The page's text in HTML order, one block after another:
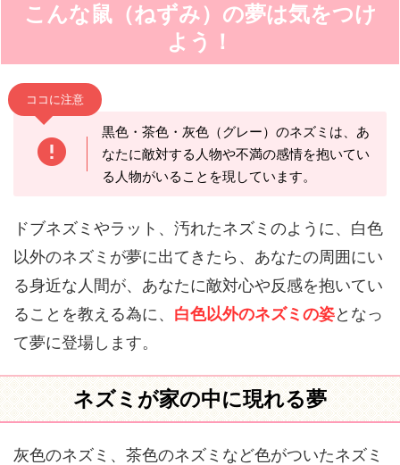
こんな鼠（ねずみ）の夢は気をつけ
よう！
ココに注意
黒色・茶色・灰色（グレー）のネズミは、あ
なたに敵対する人物や不満の感情を抱いてい
る人物がいることを現しています。
ドブネズミやラット、汚れたネズミのように、白色
以外のネズミが夢に出てきたら、あなたの周囲にい
る身近な人間が、あなたに敵対心や反感を抱いてい
ることを教える為に、 白色以外のネズミの姿となっ
て夢に登場します。
ネズミが家の中に現れる夢
灰色のネズミ、茶色のネズミなど色がついたネズミ